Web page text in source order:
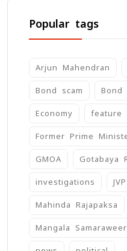
Popular tags
Arjun Mahendran
Bond scam Bond
Economy feature
Former Prime
GMOA Gotabaya
investigations JVP
Mahinda Rajapaksa
Mangala